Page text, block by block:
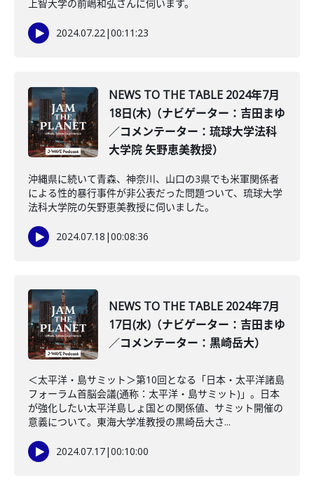
上智大学の前嶋和弘さんに伺います。
2024.07.22|00:11:23
NEWS TO THE TABLE 2024年7月
18日(木)（ナビゲーター：吉田まゆ
／コメンテーター：琉球大学法科
大学院 矢野恵美教授）
沖縄県に続いて青森、神奈川、山口の3県でも米軍関係者
による性的暴行事件が非公表だった問題ついて、琉球大学
法科大学院の矢野恵美教授に伺いました。
2024.07.18 |00:08:36
NEWS TO THE TABLE 2024年7月
17日(水)（ナビゲーター：吉田まゆ
／コメンテーター：黒崎岳大）
＜太平洋・島サミット＞第10回となる「日本・太平洋諸島
フォーラム首脳会議(通称：太平洋・島サミット)」。日本
が強化したい太平洋島しょ国との関係値、サミット開催の
意義について。東海大学准教授の黒崎岳大さ...
2024.07.17|00:10:00